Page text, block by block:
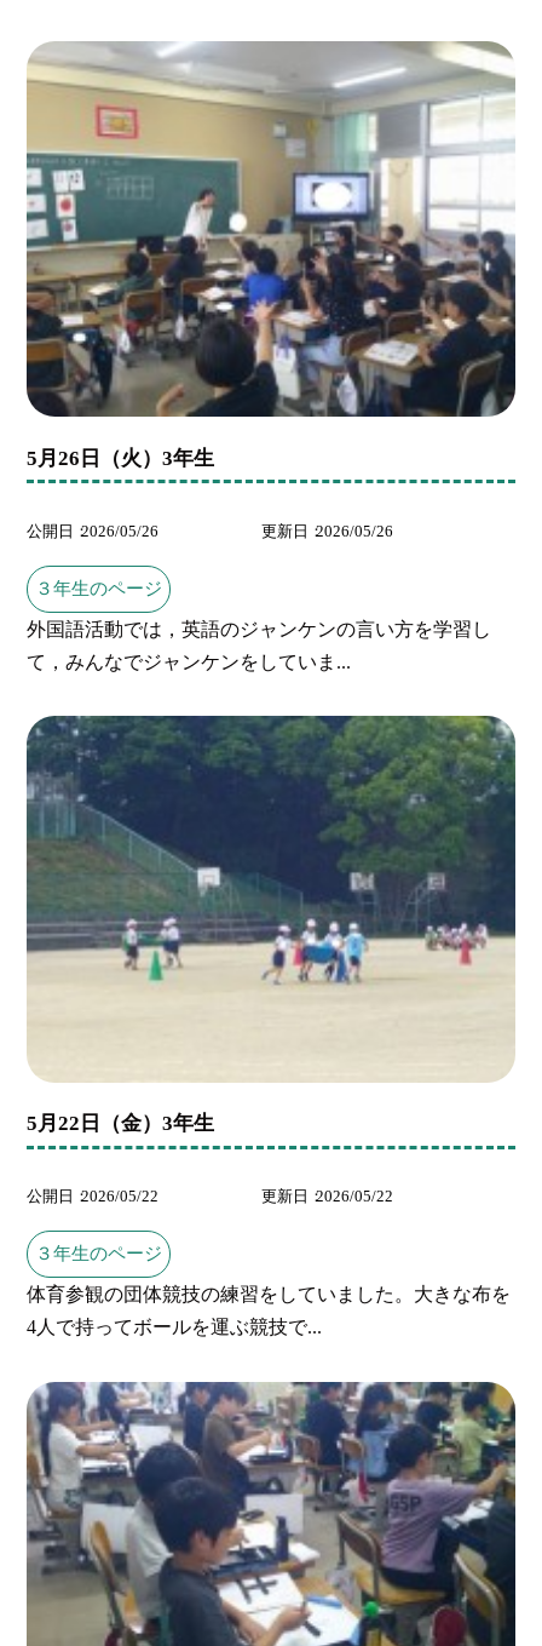
5月26日（火）3年生
公開日 2026/05/26 更新日 2026/05/26
３年生のページ
外国語活動では，英語のジャンケンの言い方を学習し
て，みんなでジャンケンをしていま...
5月22日（金）3年生
公開日 2026/05/22 更新日 2026/05/22
３年生のページ
体育参観の団体競技の練習をしていました。大きな布を
4人で持ってボールを運ぶ競技で...